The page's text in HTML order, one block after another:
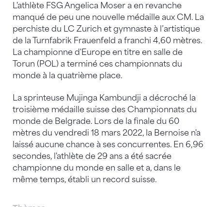
L'athlète FSG Angelica Moser a en revanche
manqué de peu une nouvelle médaille aux CM. La
perchiste du LC Zurich et gymnaste à l’artistique
de la Turnfabrik Frauenfeld a franchi 4,60 mètres.
La championne d'Europe en titre en salle de
Torun (POL) a terminé ces championnats du
monde à la quatrième place.
La sprinteuse Mujinga Kambundji a décroché la
troisième médaille suisse des Championnats du
monde de Belgrade. Lors de la finale du 60
mètres du vendredi 18 mars 2022, la Bernoise n'a
laissé aucune chance à ses concurrentes. En 6,96
secondes, l'athlète de 29 ans a été sacrée
championne du monde en salle et a, dans le
même temps, établi un record suisse.